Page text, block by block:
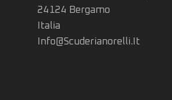
24124 Bergamo
Italia
Info@scuderianorelli.it